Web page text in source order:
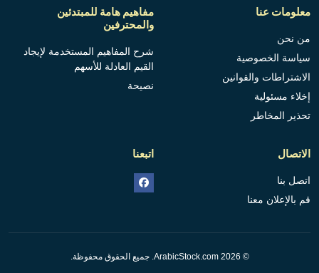
معلومات عنا
من نحن
سياسة الخصوصية
الاشتراطات والقوانين
إخلاء مسئولية
تحذير المخاطر
مفاهيم هامة للمبتدئين
والمحترفين
شرح المفاهيم المستخدمة لإيجاد
القيم العادلة للأسهم
نصيحة
الاتصال
اتصل بنا
قم بالإعلان معنا
اتبعنا
© 2026 ArabicStock.com. جميع الحقوق محفوظة.